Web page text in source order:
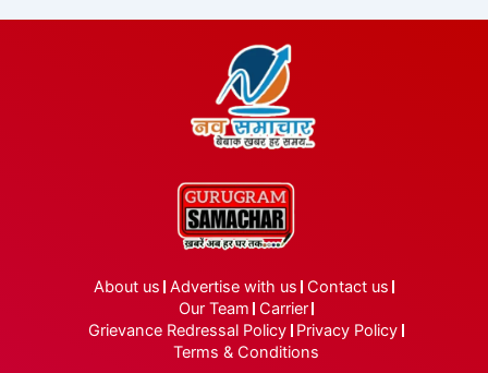
About us Advertise with us Contact us
Our Team Carrier
Grievance Redressal Policy Privacy Policy
Terms & Conditions